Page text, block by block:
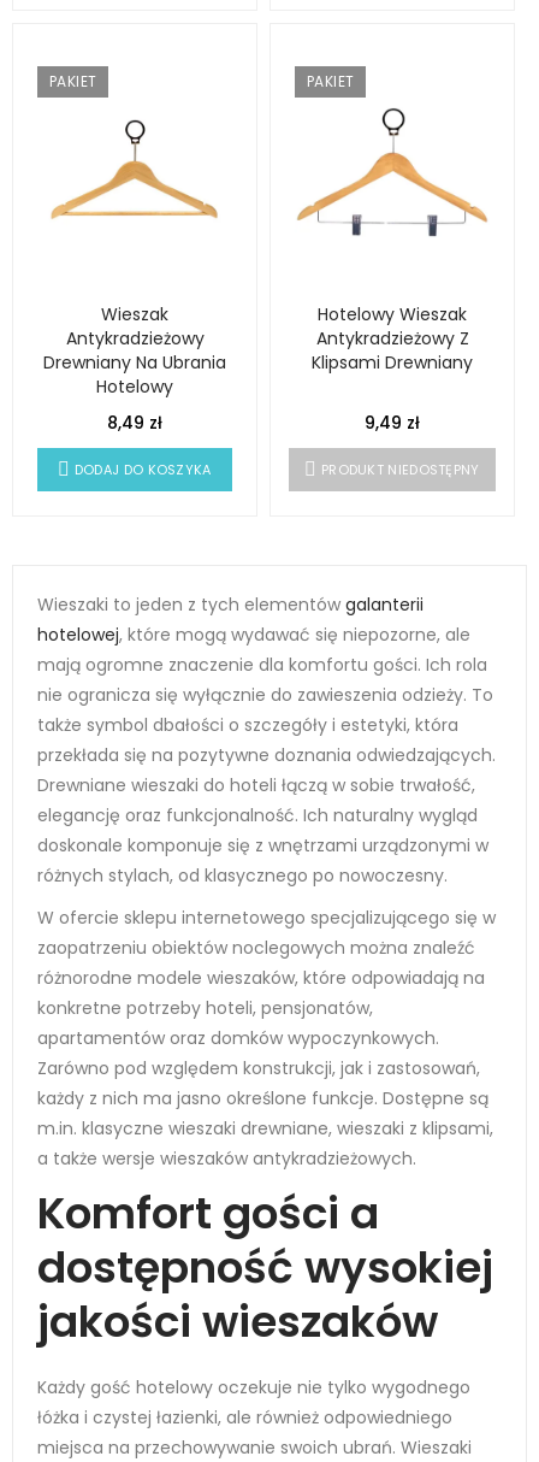
Wieszaki to jeden z tych elementów galanterii
hotelowej, które mogą wydawać się niepozorne, ale
mają ogromne znaczenie dla komfortu gości. Ich rola
nie ogranicza się wyłącznie do zawieszenia odzieży. To
także symbol dbałości o szczegóły i estetyki, która
przekłada się na pozytywne doznania odwiedzających.
Drewniane wieszaki do hoteli łączą w sobie trwałość,
elegancję oraz funkcjonalność. Ich naturalny wygląd
doskonale komponuje się z wnętrzami urządzonymi w
różnych stylach, od klasycznego po nowoczesny.
W ofercie sklepu internetowego specjalizującego się w
zaopatrzeniu obiektów noclegowych można znaleźć
różnorodne modele wieszaków, które odpowiadają na
konkretne potrzeby hoteli, pensjonatów,
apartamentów oraz domków wypoczynkowych.
Zarówno pod względem konstrukcji, jak i zastosowań,
każdy z nich ma jasno określone funkcje. Dostępne są
m.in. klasyczne wieszaki drewniane, wieszaki z klipsami,
a także wersje wieszaków antykradzieżowych.
Komfort gości a
dostępność wysokiej
jakości wieszaków
Każdy gość hotelowy oczekuje nie tylko wygodnego
łóżka i czystej łazienki, ale również odpowiedniego
miejsca na przechowywanie swoich ubrań. Wieszaki
PAKIET
Wieszak
Antykradzieżowy
Drewniany Na Ubrania
Hotelowy
8,49 zł
DODAJ DO KOSZYKA
PAKIET
Hotelowy Wieszak
Antykradzieżowy Z
Klipsami Drewniany
9,49 zł
PRODUKT NIEDOSTĘPNY